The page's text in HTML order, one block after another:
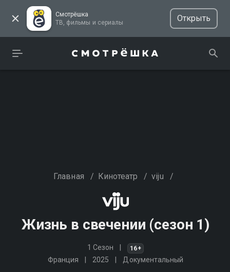
Смотрёшка
ТВ, фильмы и сериалы
Открыть
Главная / Кинотеатр / viju /
Жизнь в свечении (сезон 1)
1 Сезон 16+
Франция 2025 Документальный